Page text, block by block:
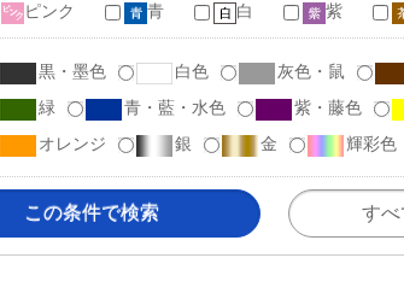
ピンク 青 白 紫
黒・墨色 白色 灰色・鼠
緑
青・藍・水色 紫・藤色
オレンジ
銀 金 輝彩色